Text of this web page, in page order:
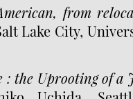
from
Lake City,
: the Uprooting of a